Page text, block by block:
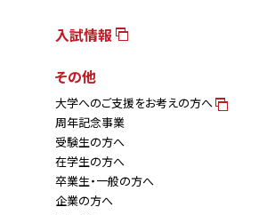
入試情報
その他
大学へのご支援をお考えの方へ
周年記念事業
受験生の方へ
在学生の方へ
卒業生・一般の方へ
企業の方へ